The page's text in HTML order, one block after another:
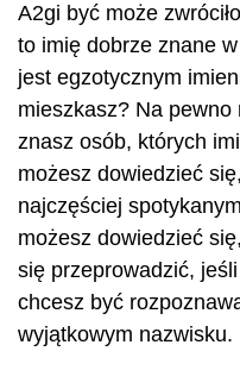
A2gi być może
to imię dobrze znane
jest egzotycznym
mieszkasz? Na pewno
znasz osób, których
możesz dowiedzieć
najczęściej
możesz dowiedzieć
się przeprowadzić,
chcesz być
wyjątkowym nazwisku.